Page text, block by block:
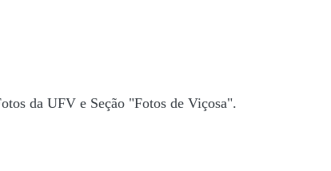
da UFV e Seção "Fotos de Viçosa".